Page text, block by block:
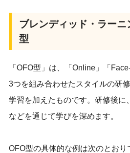
ブレンディッド・ラー
型
「OFO型」は、「Online」「
3つを組み合わせたスタイルの研
学習を加えたものです。研修後に
などを通じて学びを深めます。
OFO型の具体的な例は次のとおり